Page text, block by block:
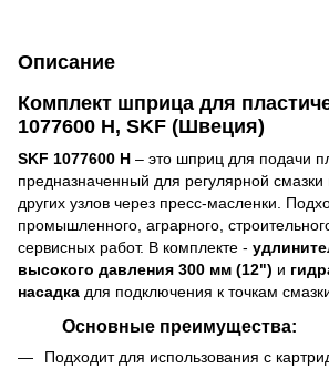
Описание
Комплект шприца для
1077600 H, SKF (Швеция)
SKF 1077600 H – это шприц для подачи
предназначенный для регулярной
других узлов через пресс-масленки.
промышленного, аграрного,
сервисных работ. В комплекте -
высокого давления 300 мм (12") и
насадка для подключения к точкам
Основные преимущества:
Подходит для использования с